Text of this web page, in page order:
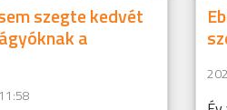
szegte kedvét
a